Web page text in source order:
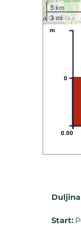
5 km
3 mi
0.00
0
m
Start: